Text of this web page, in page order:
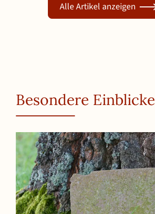
Alle Artikel anzeigen
Besondere Einblicke